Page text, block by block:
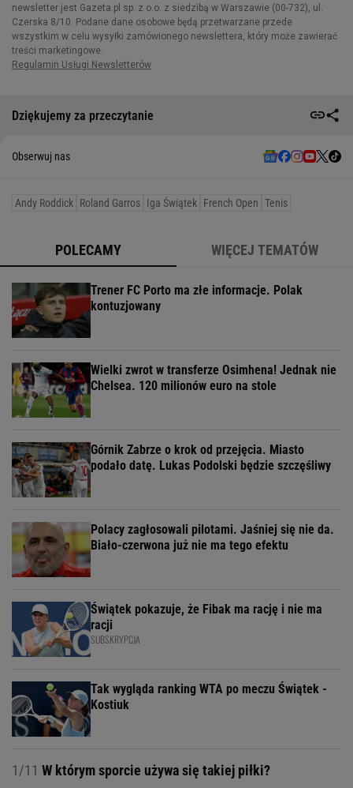
Dziękujemy za przeczytanie
Obserwuj nas
Andy Roddick Roland Garros Iga Świątek French Open Tenis
POLECAMY WIĘCEJ TEMATÓW
Trener FC Porto ma złe informacje. Polak
kontuzjowany
Wielki zwrot w transferze Osimhena! Jednak nie
Chelsea. 120 milionów euro na stole
Górnik Zabrze o krok od przejęcia. Miasto
podało datę. Lukas Podolski będzie szczęśliwy
Polacy zagłosowali pilotami. Jaśniej się nie da.
Biało-czerwona już nie ma tego efektu
Świątek pokazuje, że Fibak ma rację i nie ma
racji
SUBSKRYPCJA
Tak wygląda ranking WTA po meczu Świątek -
Kostiuk
1/11 W którym sporcie używa się takiej piłki?